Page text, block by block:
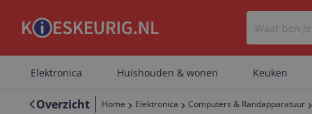
Elektronica Huishouden & wonen Keuken
Overzicht Home Elektronica Computers & Randapparatuur